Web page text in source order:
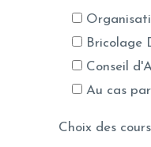
Bricolage
Conseil
Au cas
Choix des